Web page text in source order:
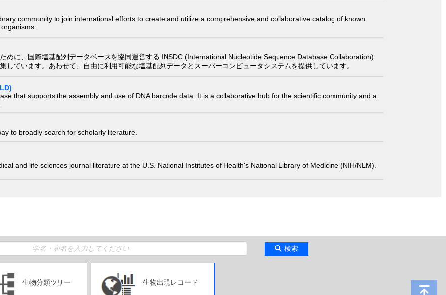
community to join international efforts to create and utilize a comprehensive and collaborative catalog of known
めに、国際塩基配列データベースを協同運営する INSDC (International Nucleotide Sequence Database Collaboration)
しています。あわせて、自由に利用可能な塩基配列データとスーパーコンピュータシステムを提供しています。
that supports the assembly and use of DNA barcode data. It is a collaborative hub for the scientific community and a
to broadly search for scholarly literature.
and life sciences journal literature at the U.S. National Institutes of Health's National Library of Medicine (NIH/NLM).
検索
生物分類ツリー 生物出現レコード